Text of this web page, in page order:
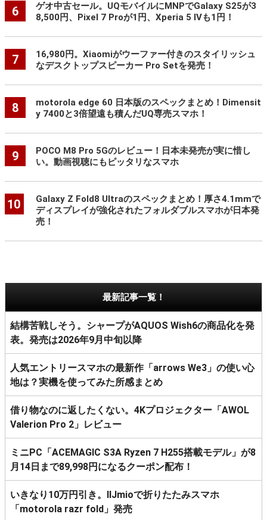
6
ゲオ中古セール。UQモバイルにMNPでGalaxy S25が3
8,500円、Pixel 7 Proが1円、Xperia 5 IVも1円！
7
16,980円。Xiaomiがウーファー付きのスタイリッシュ
なデスクトップスピーカー Pro Setを発売！
8
motorola edge 60 日本版のスペックまとめ！Dimensit
y 7400と3倍望遠も積んだUQ専売スマホ！
9
POCO M8 Pro 5Gのレビュー！日本未発売が実に惜し
い。動画視聴にもピッタリなスマホ
10
Galaxy Z Fold8 Ultraのスペックまとめ！厚さ4.1mmで
ディスプレイが強化されたフォルダブルスマホが日本発
売！
最新記事一覧！
結構苦戦しそう。シャープがAQUOS Wish6の商品化を発
表。発売は2026年9月中旬以降
人気エントリースマホの最新作「arrows We3」の使い心
地は？実機を使ってみた所感まとめ
借り物なのに返したくない。4Kプロジェクター「AWOL
Valerion Pro 2」レビュー
ミニPC「ACEMAGIC S3A Ryzen 7 H255搭載モデル」が8
月14日まで89,998円になるクーポン配布！
いきなり10万円引き。IIJmioで折りたたみスマホ
「motorola razr fold」発売